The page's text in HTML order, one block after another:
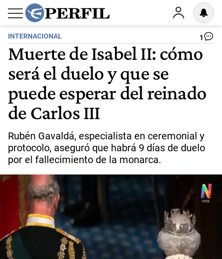
INTERNACIONAL 1
Muerte de Isabel II: cómo
será el duelo y que se
puede esperar del reinado
de Carlos III
Rubén Gavaldá, especialista en ceremonial y
protocolo, aseguró que habrá 9 días de duelo
por el fallecimiento de la monarca.